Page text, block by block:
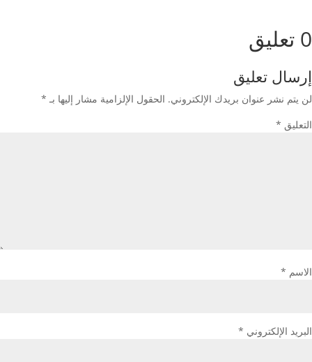
0 تعليق
إرسال تعليق
لن يتم نشر عنوان بريدك الإلكتروني. الحقول الإلزامية مشار إليها بـ *
التعليق *
الاسم *
البريد الإلكتروني *